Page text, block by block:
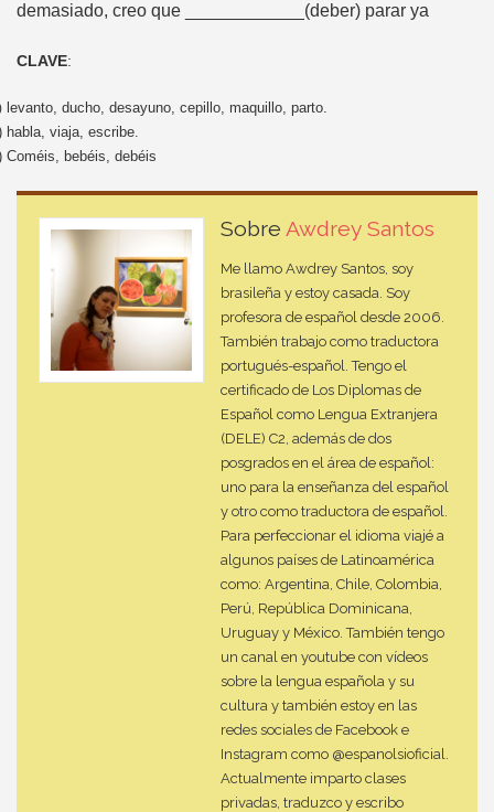
demasiado, creo que ____________(deber) parar ya
CLAVE:
levanto, ducho, desayuno, cepillo, maquillo, parto.
habla, viaja, escribe.
Coméis, bebéis, debéis
Sobre Awdrey Santos
Me llamo Awdrey Santos, soy
brasileña y estoy casada. Soy
profesora de español desde 2006.
También trabajo como traductora
portugués-español. Tengo el
certificado de Los Diplomas de
Español como Lengua Extranjera
(DELE) C2, además de dos
posgrados en el área de español:
uno para la enseñanza del español
y otro como traductora de español.
Para perfeccionar el idioma viajé a
algunos países de Latinoamérica
como: Argentina, Chile, Colombia,
Perú, República Dominicana,
Uruguay y México. También tengo
un canal en youtube con vídeos
sobre la lengua española y su
cultura y también estoy en las
redes sociales de Facebook e
Instagram como @espanolsioficial.
Actualmente imparto clases
privadas, traduzco y escribo